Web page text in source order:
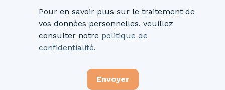
Pour en savoir plus sur le traitement de
vos données personnelles, veuillez
consulter notre politique de
confidentialité.
Envoyer